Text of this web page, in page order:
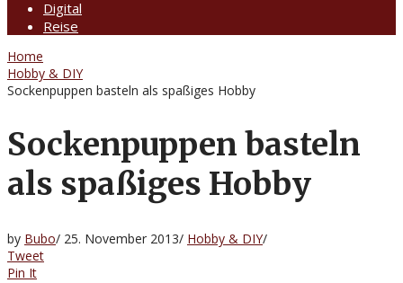
Digital
Reise
Home
Hobby & DIY
Sockenpuppen basteln als spaßiges Hobby
Sockenpuppen basteln
als spaßiges Hobby
by Bubo/ 25. November 2013/ Hobby & DIY/
Tweet
Pin It